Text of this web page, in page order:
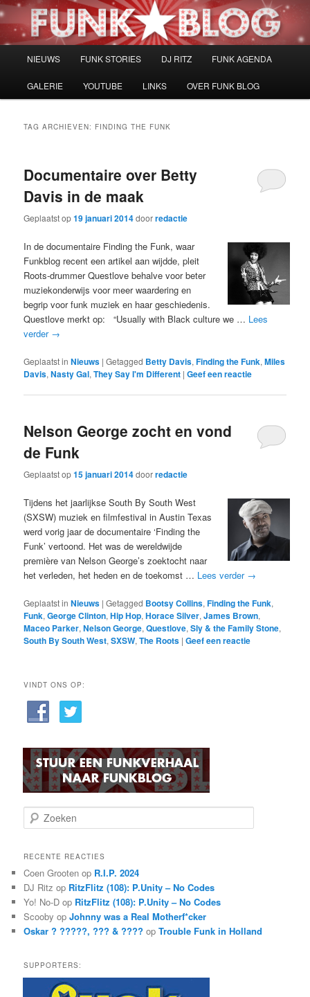
Spring
naar
Spring
naar
NIEUWS FUNK STORIES DJ RITZ FUNK AGENDA
GALERIE YOUTUBE LINKS OVER FUNK BLOG
TAG ARCHIEVEN: FINDING THE FUNK
Documentaire over Betty
Davis in de maak
Geplaatst op19 januari 2014doorredactie
In de documentaire Finding the Funk, waar
Funkblog recent een artikel aan wijdde, pleit
Roots-drummer Questlove behalve voor beter
muziekonderwijs voor meer waardering en
begrip voor funk muziek en haar geschiedenis.
Questlove merkt op: “Usually with Black culture we … Lees
verder →
Geplaatst in Nieuws |Getagged Betty Davis,Finding the Funk,Miles
Davis,Nasty Gal,They Say I'm Different |Geef een reactie
Nelson George zocht en vond
de Funk
Geplaatst op15 januari 2014doorredactie
Tijdens het jaarlijkse South By South West
(SXSW) muziek en filmfestival in Austin Texas
werd vorig jaar de documentaire ‘Finding the
Funk’ vertoond. Het was de wereldwijde
première van Nelson George’s zoektocht naar
het verleden, het heden en de toekomst … Lees verder →
Geplaatst in Nieuws |Getagged Bootsy Collins,Finding the Funk,
Funk,George Clinton,Hip Hop,Horace Silver,James Brown,
Maceo Parker,Nelson George,Questlove,Sly & the Family Stone,
South By South West,SXSW,The Roots |Geef een reactie
VINDT ONS OP:
o
k
n
RECENTE REACTIES
Coen Grooten op R.I.P. 2024
DJ Ritz op RitzFlitz (108): P.Unity – No Codes
Yo! No-D op RitzFlitz (108): P.Unity – No Codes
Scooby opJohnny was a Real Motherf*cker
Oskar ? ?????, ??? & ???? opTrouble Funk in Holland
SUPPORTERS: